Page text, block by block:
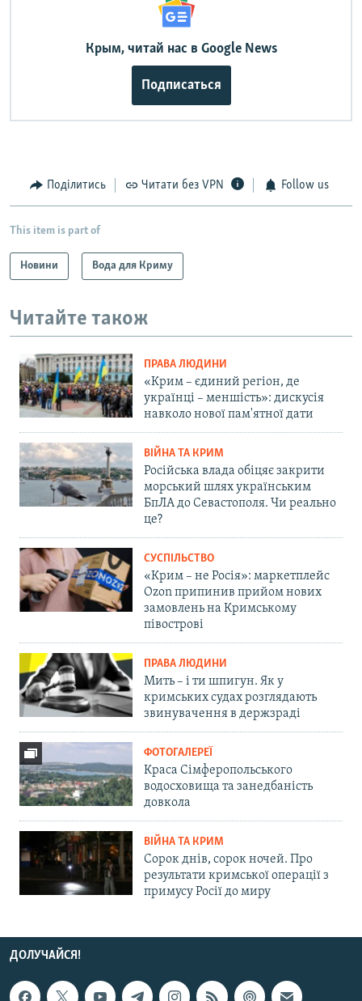
Крым, читай нас в Google News
Подписаться
Поділитись Читати без VPN Follow us
This item is part of
Новини Вода для Криму
Читайте також
ПРАВА ЛЮДИНИ
«Крим – єдиний регіон, де
українці – меншість»: дискусія
навколо нової пам'ятної дати
ВІЙНА ТА КРИМ
Російська влада обіцяє закрити
морський шлях українським
БпЛА до Севастополя. Чи реально
це?
СУСПІЛЬСТВО
«Крим – не Росія»: маркетплейс
Ozon припинив прийом нових
замовлень на Кримському
півострові
ПРАВА ЛЮДИНИ
Мить – і ти шпигун. Як у
кримських судах розглядають
звинувачення в держзраді
ФОТОГАЛЕРЕЇ
Краса Сімферопольського
водосховища та занедбаність
довкола
ВІЙНА ТА КРИМ
Сорок днів, сорок ночей. Про
результати кримської операції з
примусу Росії до миру
ДОЛУЧАЙСЯ!